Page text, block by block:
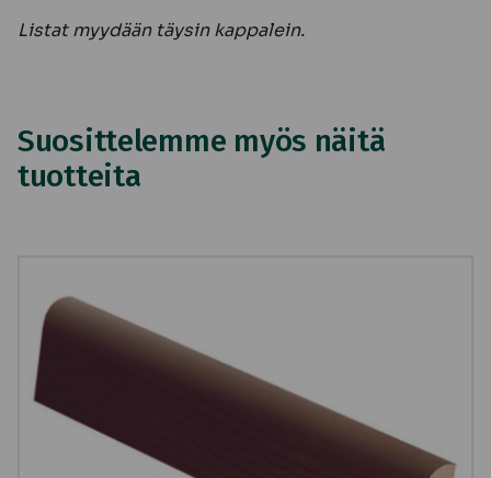
Listat myydään täysin kappalein.
Suosittelemme myös näitä
tuotteita